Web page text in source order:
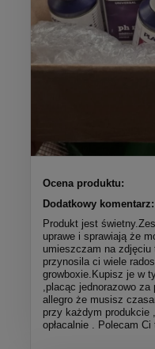
Ocena produktu:
Dodatkowy komentarz:
Produkt jest
uprawe i sprawiają że
umieszczam na zdjęciu
przynosila ci wiele
growboxie.Kupisz je w
,placąc jednorazowo
allegro że musisz
przy każdym produkcie
opłacalnie . Polecam Ci